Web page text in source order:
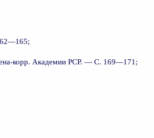
корр. Академии РСР. — С. 169—171;